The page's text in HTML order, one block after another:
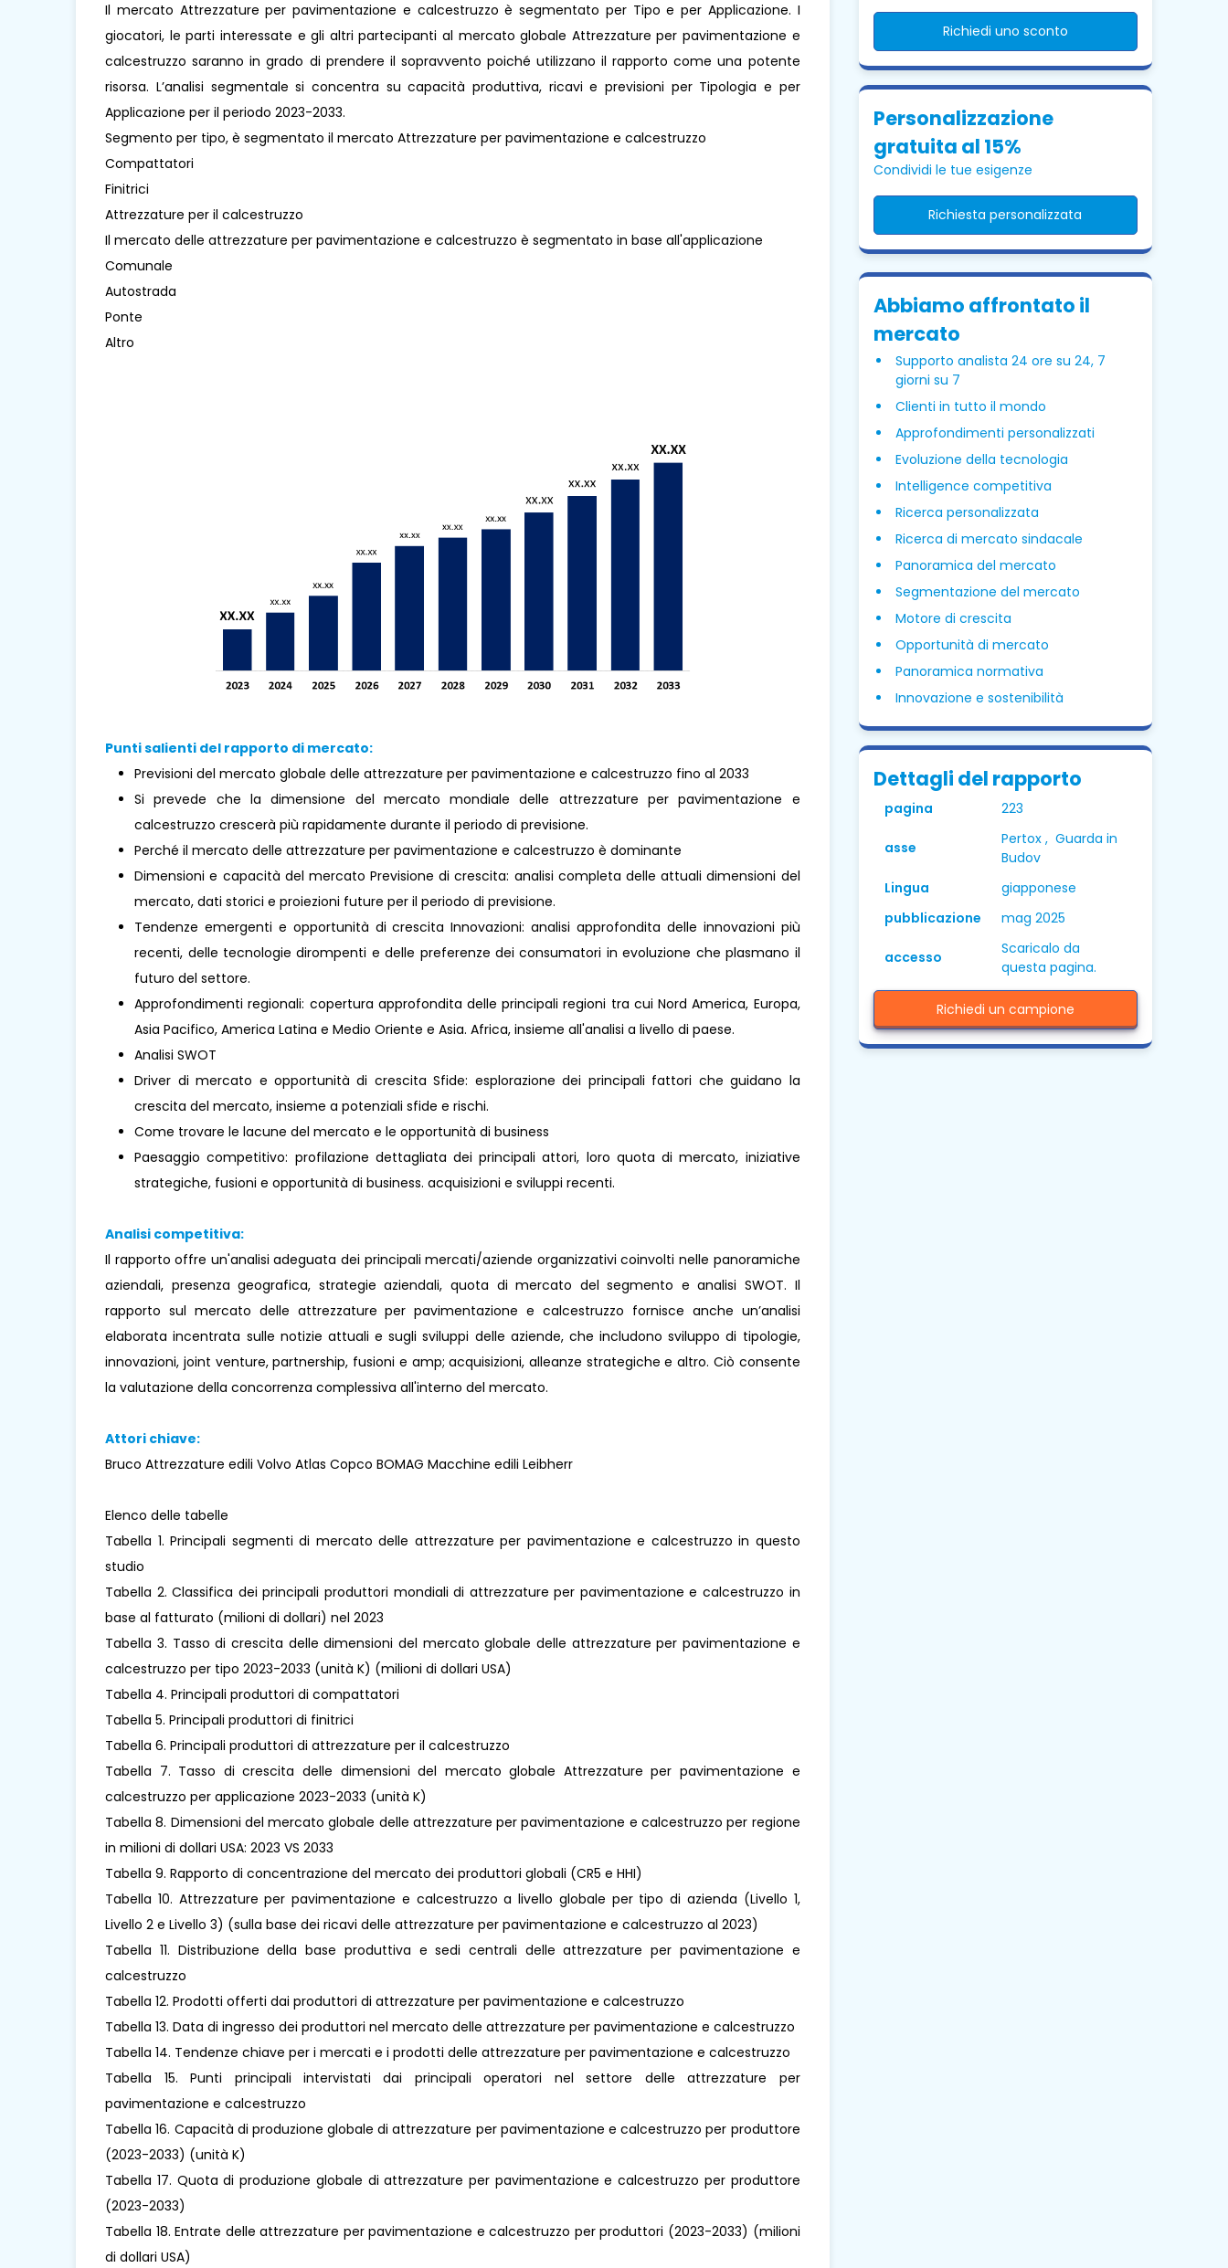
Il mercato Attrezzature per pavimentazione e calcestruzzo è segmentato per Tipo e per Applicazione. I
giocatori, le parti interessate e gli altri partecipanti al mercato globale Attrezzature per pavimentazione e
calcestruzzo saranno in grado di prendere il sopravvento poiché utilizzano il rapporto come una potente
risorsa. L’analisi segmentale si concentra su capacità produttiva, ricavi e previsioni per Tipologia e per
Applicazione per il periodo 2023-2033.
Segmento per tipo, è segmentato il mercato Attrezzature per pavimentazione e calcestruzzo
Compattatori
Finitrici
Attrezzature per il calcestruzzo
Il mercato delle attrezzature per pavimentazione e calcestruzzo è segmentato in base all'applicazione
Comunale
Autostrada
Ponte
Altro
Punti salienti del rapporto di mercato:
Previsioni del mercato globale delle attrezzature per pavimentazione e calcestruzzo fino al 2033
Si prevede che la dimensione del mercato mondiale delle attrezzature per pavimentazione e
calcestruzzo crescerà più rapidamente durante il periodo di previsione.
Perché il mercato delle attrezzature per pavimentazione e calcestruzzo è dominante
Dimensioni e capacità del mercato Previsione di crescita: analisi completa delle attuali dimensioni del
mercato, dati storici e proiezioni future per il periodo di previsione.
Tendenze emergenti e opportunità di crescita Innovazioni: analisi approfondita delle innovazioni più
recenti, delle tecnologie dirompenti e delle preferenze dei consumatori in evoluzione che plasmano il
futuro del settore.
Approfondimenti regionali: copertura approfondita delle principali regioni tra cui Nord America, Europa,
Asia Pacifico, America Latina e Medio Oriente e Asia. Africa, insieme all'analisi a livello di paese.
Analisi SWOT
Driver di mercato e opportunità di crescita Sfide: esplorazione dei principali fattori che guidano la
crescita del mercato, insieme a potenziali sfide e rischi.
Come trovare le lacune del mercato e le opportunità di business
Paesaggio competitivo: profilazione dettagliata dei principali attori, loro quota di mercato, iniziative
strategiche, fusioni e opportunità di business. acquisizioni e sviluppi recenti.
Analisi competitiva:
Il rapporto offre un'analisi adeguata dei principali mercati/aziende organizzativi coinvolti nelle panoramiche
aziendali, presenza geografica, strategie aziendali, quota di mercato del segmento e analisi SWOT. Il
rapporto sul mercato delle attrezzature per pavimentazione e calcestruzzo fornisce anche un’analisi
elaborata incentrata sulle notizie attuali e sugli sviluppi delle aziende, che includono sviluppo di tipologie,
innovazioni, joint venture, partnership, fusioni e amp; acquisizioni, alleanze strategiche e altro. Ciò consente
la valutazione della concorrenza complessiva all'interno del mercato.
Attori chiave:
Bruco Attrezzature edili Volvo Atlas Copco BOMAG Macchine edili Leibherr
Elenco delle tabelle
Tabella 1. Principali segmenti di mercato delle attrezzature per pavimentazione e calcestruzzo in questo
studio
Tabella 2. Classifica dei principali produttori mondiali di attrezzature per pavimentazione e calcestruzzo in
base al fatturato (milioni di dollari) nel 2023
Tabella 3. Tasso di crescita delle dimensioni del mercato globale delle attrezzature per pavimentazione e
calcestruzzo per tipo 2023-2033 (unità K) (milioni di dollari USA)
Tabella 4. Principali produttori di compattatori
Tabella 5. Principali produttori di finitrici
Tabella 6. Principali produttori di attrezzature per il calcestruzzo
Tabella 7. Tasso di crescita delle dimensioni del mercato globale Attrezzature per pavimentazione e
calcestruzzo per applicazione 2023-2033 (unità K)
Tabella 8. Dimensioni del mercato globale delle attrezzature per pavimentazione e calcestruzzo per regione
in milioni di dollari USA: 2023 VS 2033
Tabella 9. Rapporto di concentrazione del mercato dei produttori globali (CR5 e HHI)
Tabella 10. Attrezzature per pavimentazione e calcestruzzo a livello globale per tipo di azienda (Livello 1,
Livello 2 e Livello 3) (sulla base dei ricavi delle attrezzature per pavimentazione e calcestruzzo al 2023)
Tabella 11. Distribuzione della base produttiva e sedi centrali delle attrezzature per pavimentazione e
calcestruzzo
Tabella 12. Prodotti offerti dai produttori di attrezzature per pavimentazione e calcestruzzo
Tabella 13. Data di ingresso dei produttori nel mercato delle attrezzature per pavimentazione e calcestruzzo
Tabella 14. Tendenze chiave per i mercati e i prodotti delle attrezzature per pavimentazione e calcestruzzo
Tabella 15. Punti principali intervistati dai principali operatori nel settore delle attrezzature per
pavimentazione e calcestruzzo
Tabella 16. Capacità di produzione globale di attrezzature per pavimentazione e calcestruzzo per produttore
(2023-2033) (unità K)
Tabella 17. Quota di produzione globale di attrezzature per pavimentazione e calcestruzzo per produttore
(2023-2033)
Tabella 18. Entrate delle attrezzature per pavimentazione e calcestruzzo per produttori (2023-2033) (milioni
di dollari USA)
Richiedi uno sconto
Personalizzazione
gratuita al 15%
Condividi le tue esigenze
Richiesta personalizzata
Abbiamo affrontato il
mercato
Supporto analista 24 ore su 24, 7
giorni su 7
Clienti in tutto il mondo
Approfondimenti personalizzati
Evoluzione della tecnologia
Intelligence competitiva
Ricerca personalizzata
Ricerca di mercato sindacale
Panoramica del mercato
Segmentazione del mercato
Motore di crescita
Opportunità di mercato
Panoramica normativa
Innovazione e sostenibilità
Dettagli del rapporto
pagina 223
asse
Pertox , Guarda in
Budov
Lingua
giapponese
pubblicazione
mag 2025
accesso
Scaricalo da
questa pagina.
Richiedi un campione